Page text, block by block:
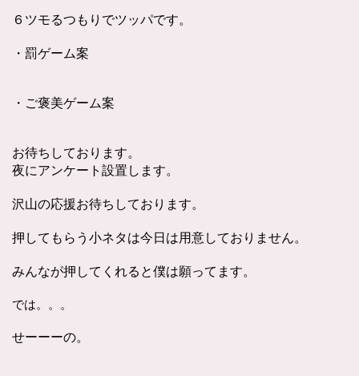
６ツモるつもりでツッパです。
・罰ゲーム案
・ご褒美ゲーム案
お待ちしております。
夜にアンケート設置します。
沢山の応援お待ちしております。
押してもらう小ネタは今日は用意しておりません。
みんなが押してくれると僕は願ってます。
では。。。
せーーーの。